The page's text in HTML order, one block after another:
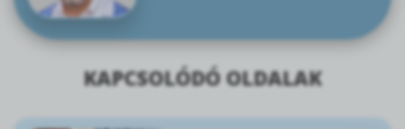
KAPCSOLÓDÓ OLDALAK